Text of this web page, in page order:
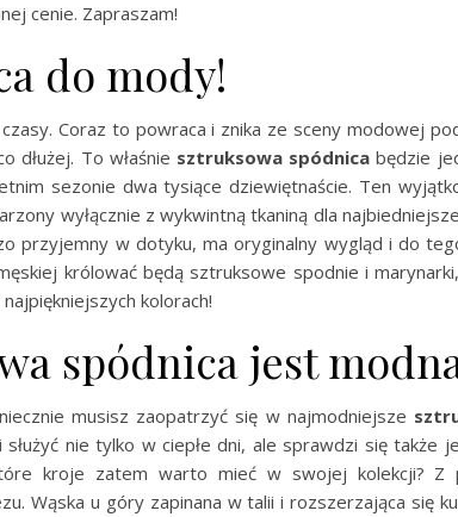
cenie. Zapraszam!
do mody!
Coraz to powraca i znika ze sceny modowej
dłużej. To właśnie sztruksowa spódnica będzie
sezonie dwa tysiące dziewiętnaście. Ten
wyłącznie z wykwintną tkaniną dla
przyjemny w dotyku, ma oryginalny wygląd i do
królować będą sztruksowe spodnie i
kolorach!
spódnica jest
musisz zaopatrzyć się w najmodniejsze
nie tylko w ciepłe dni, ale sprawdzi się także
kroje zatem warto mieć w swojej kolekcji? Z
Wąska u góry zapinana w talii i rozszerzająca się ku